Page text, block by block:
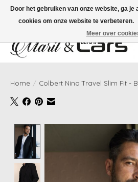
Gratis verzending vanaf €99,- | Voor 16:00 uur
Home / Colbert Nino Travel Slim Fit -
Product image
Door het gebruiken van onze website, ga
cookies om onze website te verbeteren.
Meer over